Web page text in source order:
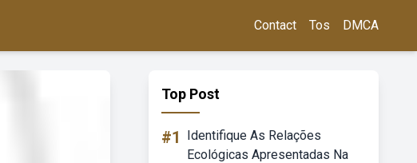
Contact Tos DMCA
Top Post
#1
Identifique As Relações
Ecológicas Apresentadas Na